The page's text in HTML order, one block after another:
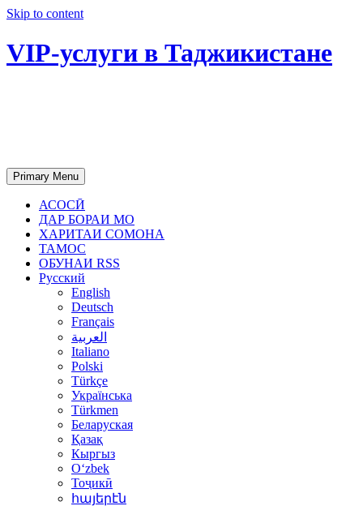
Skip to content
VIP-услуги в Таджикистане
Primary Menu
АСОСӢ
ДАР БОРАИ МО
ХАРИТАИ СОМОНА
ТАМОС
ОБУНАИ RSS
Русский
English
Deutsch
Français
العربية
Italiano
Polski
Türkçe
Українська
Türkmen
Беларуская
Қазақ
Кыргыз
Oʻzbek
Тоҷикӣ
հայերէն